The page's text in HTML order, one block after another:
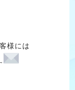
様には